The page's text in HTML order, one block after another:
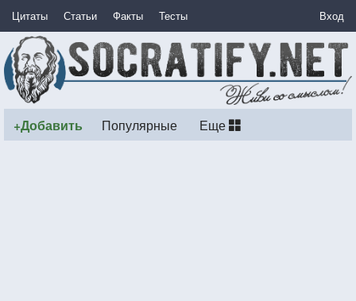
Цитаты Статьи Факты Тесты Вход
+Добавить Популярные Еще